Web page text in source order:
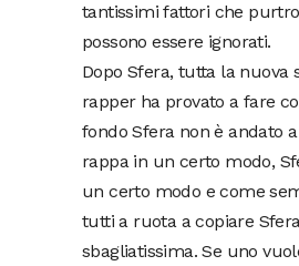
tantissimi fattori che
possono essere ignorati.
Dopo Sfera, tutta la nuova
rapper ha provato a fare
fondo Sfera non è andato
rappa in un certo modo,
un certo modo e come
tutti a ruota a copiare
sbagliatissima. Se uno